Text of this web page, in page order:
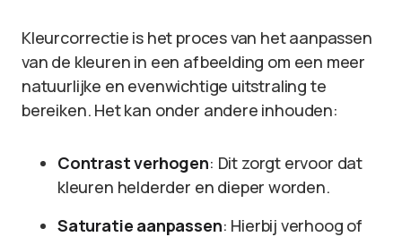
Kleurcorrectie is het proces van het aanpassen
van de kleuren in een afbeelding om een meer
natuurlijke en evenwichtige uitstraling te
bereiken. Het kan onder andere inhouden:
Contrast verhogen: Dit zorgt ervoor dat
kleuren helderder en dieper worden.
Saturatie aanpassen: Hierbij verhoog of